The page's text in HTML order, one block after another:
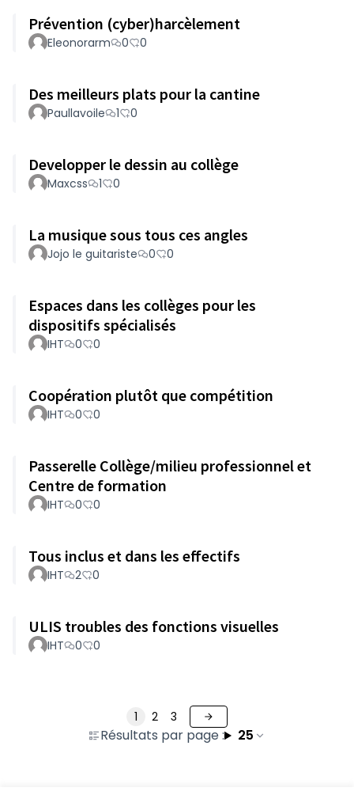
Prévention (cyber)harcèlement
Eleonorarm 0 0
Des meilleurs plats pour la cantine
Paullavoile 1 0
Developper le dessin au collège
Maxcss 1 0
La musique sous tous ces angles
Jojo le guitariste 0 0
Espaces dans les collèges pour les
dispositifs spécialisés
IHT 0 0
Coopération plutôt que compétition
IHT 0 0
Passerelle Collège/milieu professionnel et
Centre de formation
IHT 0 0
Tous inclus et dans les effectifs
IHT 2 0
ULIS troubles des fonctions visuelles
IHT 0 0
Résultats par page : 25
1 2 3